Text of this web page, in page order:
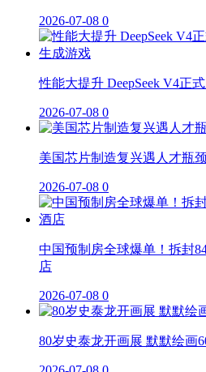
2026-07-08 0
性能大提升 DeepSeek V4正
2026-07-08 0
美国芯片制造复兴遇人才瓶
2026-07-08 0
中国预制房全球爆单！拆封
店
2026-07-08 0
80岁史泰龙开画展 默默绘画